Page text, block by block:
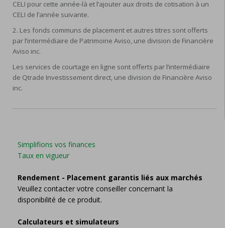
CELI pour cette année-là et l’ajouter aux droits de cotisation à un
CELI de l’année suivante.
2. Les fonds communs de placement et autres titres sont offerts
par l’intermédiaire de Patrimoine Aviso, une division de Financière
Aviso inc.
Les services de courtage en ligne sont offerts par l’intermédiaire
de Qtrade Investissement direct, une division de Financière Aviso
inc.
Simplifions vos finances
Taux en vigueur
Rendement - Placement garantis liés aux marchés
Veuillez contacter votre conseiller concernant la
disponibilité de ce produit.
Calculateurs et simulateurs